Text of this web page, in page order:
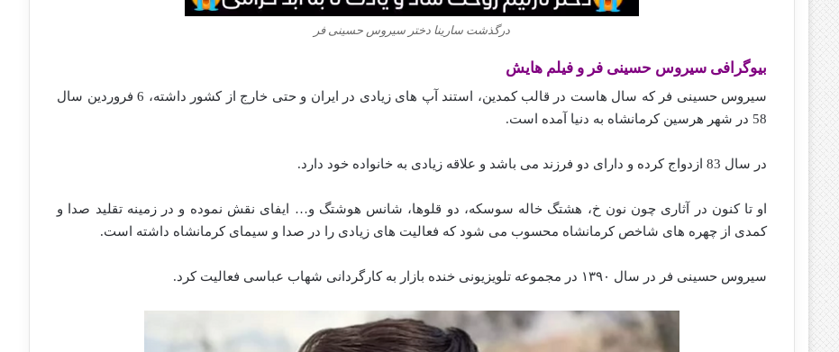
درگذشت سارینا دختر سیروس حسینی فر
بیوگرافی سیروس حسینی‌ فر و فیلم هایش
سیروس حسینی‌ فر که سال‌ هاست در قالب کمدین، استند آپ‌ های زیادی در ایران و حتی خارج از کشور داشته، 6 فروردین سال
58 در شهر هرسین کرمانشاه به دنیا آمده است.
در سال 83 ازدواج کرده و دارای دو فرزند می باشد و علاقه زیادی به خانواده خود دارد.
او تا کنون در آثاری چون نون خ، هشتگ خاله سوسکه، دو قلوها، شانس هوشتگ و… ایفای نقش نموده و در زمینه تقلید صدا و
کمدی از چهره‌ های شاخص کرمانشاه محسوب می شود که فعالیت های زیادی را در صدا و سیمای کرمانشاه داشته است.
سیروس حسینی فر در سال ۱۳۹۰ در مجموعه تلویزیونی خنده بازار به کارگردانی شهاب عباسی فعالیت کرد.